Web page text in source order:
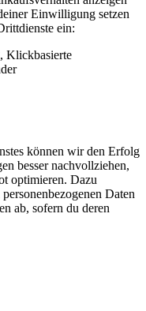
Einwilligung setzen
ein:
Klickbasierte
können wir den Erfolg
besser nachvollziehen,
optimieren. Dazu
Daten
ab, sofern du deren